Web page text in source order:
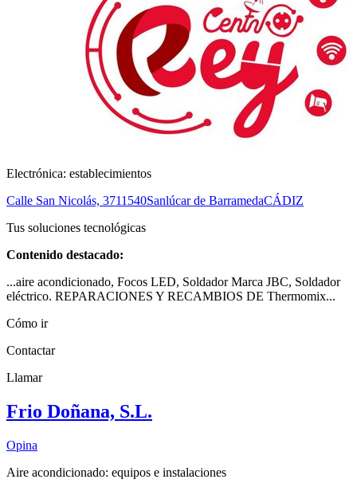
Electrónica: establecimientos
Calle San Nicolás, 3711540Sanlúcar de BarramedaCÁDIZ
Tus soluciones tecnológicas
Contenido destacado:
...aire acondicionado, Focos LED, Soldador Marca JBC, Soldador
eléctrico. REPARACIONES Y RECAMBIOS DE Thermomix...
Cómo ir
Contactar
Llamar
Frio Doñana, S.L.
Opina
Aire acondicionado: equipos e instalaciones